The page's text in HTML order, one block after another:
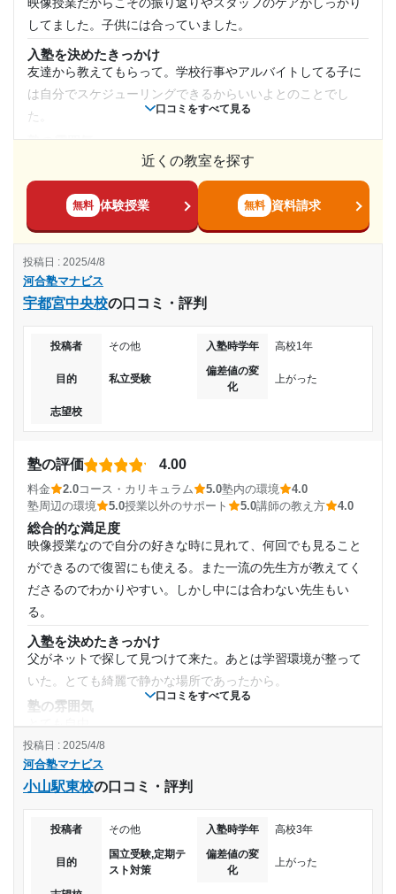
学んだ内容を自分の言葉で説明する必要があるため、理解の
定着度が格段に上がりました。
塾内の環境
パーテーションで区切られたデスクは広く、周囲も集中して
いる生徒ばかりなので、家で勉強するより何倍も捗りまし
歩いて数分だったので楽に通塾できました。
授業以外のサポート
(相談・面談、家庭学習のサポート、授業以外のコミュニケーション等)
を分析し、学習計画を修正してくれました。精神論だけでな
く、具体的な受講ペースの調整などを提案してくれたのが心
利用詳細
2024年12月〜2026年3月(1年4ヶ月)
高校2年
受講コース
通年
通塾頻度
その他
1日あたりの授業時間
月額料金
目的の達成度
口コミをすべて見る
してました。子供には合っていました。
入塾を決めたきっかけ
友達から教えてもらって。学校行事やアルバイトしてる子に
は自分でスケジューリングできるからいいよとのことでし
た。
料金
高いか安いかわからない。けれど、安いとは言えないと思い
ます。でもそれなりに成果が出たので満足しています。
受験にそったコースでした。毎回これからはこの授業を取っ
た方が良いなど、アドバイスもらいました。
講師の教え方
だった教科がのびたので、マナビスのおかげです。
塾内の環境
綺麗でした。設備もよかったと思います。ただ、駐輪場や駐
車場が無いのは困りました。
夜は暗いし人寂しいビルでした。外は人通り少ない道だし、
女の子の親御さんは不安だったと思います。もちろん本人も
怖がってました。
授業以外のサポート
(相談・面談、家庭学習のサポート、授業以外のコミュニケーション等)
いつも子供はリラックス出来る時間だったようです。受験に
向けて不安な気持ちや愚痴とか色々聞いてもらえたみたいで
通塾期間
2024年2月〜2025年3月(1年2ヶ月)
通年
近くの教室を探す
無料 体験授業 無料 資料請求
口コミをすべて見る
河合塾マナビス
宇都宮中央校の口コミ・評判
投稿日 : 2025/4/8
投稿者 その他 入塾時学年 高校1年
目的 私立受験
偏差値の変
化
上がった
志望校
塾の評価 4.00
料金 2.0コース・カリキュラム 5.0塾内の環境
4.0
塾周辺の環境
5.0授業以外のサポート 5.0講師の教え方 4.0
総合的な満足度
映像授業なので自分の好きな時に見れて、何回でも見ること
ができるので復習にも使える。また一流の先生方が教えてく
ださるのでわかりやすい。しかし中には合わない先生もい
る。
入塾を決めたきっかけ
父がネットで探して見つけて来た。あとは学習環境が整って
いた。とても綺麗で静かな場所であったから。
塾の雰囲気
料金
授業は他の塾に比べて少し高いと思う。しかし講習会のよう
に長期休みになるとお金が取られる心配がないのがいい。(河
コース・カリキュラム
映像授業なので自分に合った授業を取ることができるのがと
ても魅力的である。また幅広くの授業があるのでとても良
河合塾マナビス
小山駅東校の口コミ・評判
投稿日 : 2025/4/8
投稿者 その他 入塾時学年 高校3年
目的
国立受験,定期テ
スト対策
偏差値の変
化
上がった